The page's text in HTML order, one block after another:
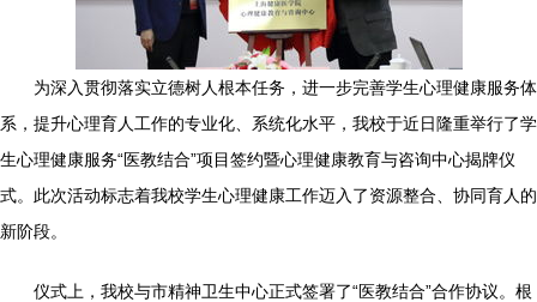
为深入贯彻落实立德树人根本任务，进一步完善学生心理健康服务体
系，提升心理育人工作的专业化、系统化水平，我校于近日隆重举行了学
生心理健康服务“医教结合”项目签约暨心理健康教育与咨询中心揭牌仪
式。此次活动标志着我校学生心理健康工作迈入了资源整合、协同育人的
新阶段。
仪式上，我校与市精神卫生中心正式签署了“医教结合”合作协议。根